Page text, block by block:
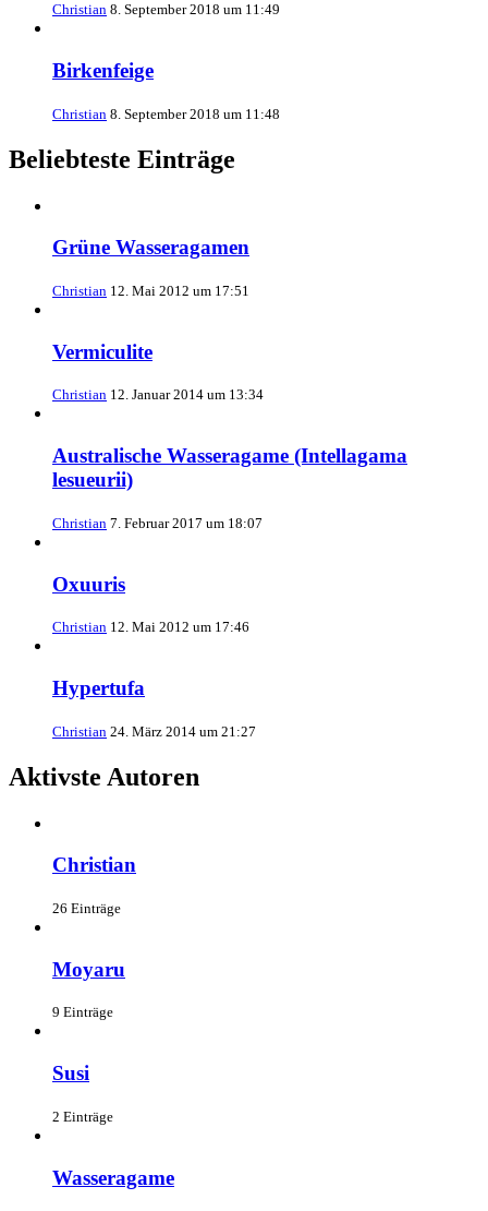
Christian 8. September 2018 um 11:49
Birkenfeige
Christian 8. September 2018 um 11:48
Beliebteste Einträge
Grüne Wasseragamen
Christian 12. Mai 2012 um 17:51
Vermiculite
Christian 12. Januar 2014 um 13:34
Australische Wasseragame (Intellagama
lesueurii)
Christian 7. Februar 2017 um 18:07
Oxuuris
Christian 12. Mai 2012 um 17:46
Hypertufa
Christian 24. März 2014 um 21:27
Aktivste Autoren
Christian
26 Einträge
Moyaru
9 Einträge
Susi
2 Einträge
Wasseragame